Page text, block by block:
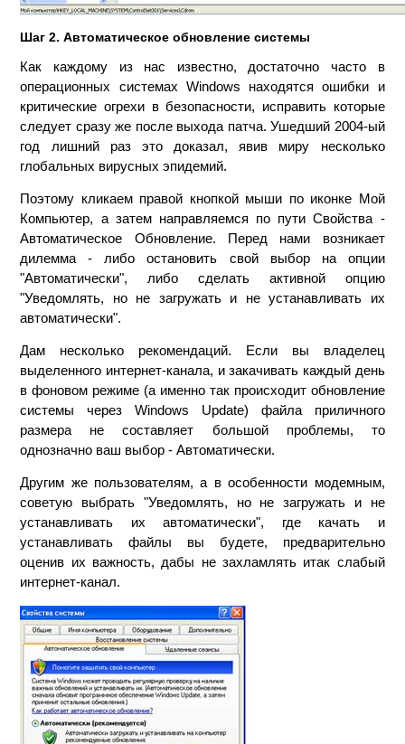
Шаг 2. Автоматическое обновление системы
Как каждому из нас известно, достаточно часто в
операционных системах Windows находятся ошибки и
критические огрехи в безопасности, исправить которые
следует сразу же после выхода патча. Ушедший 2004-ый
год лишний раз это доказал, явив миру несколько
глобальных вирусных эпидемий.
Поэтому кликаем правой кнопкой мыши по иконке Мой
Компьютер, а затем направляемся по пути Свойства -
Автоматическое Обновление. Перед нами возникает
дилемма - либо остановить свой выбор на опции
"Автоматически", либо сделать активной опцию
"Уведомлять, но не загружать и не устанавливать их
автоматически".
Дам несколько рекомендаций. Если вы владелец
выделенного интернет-канала, и закачивать каждый день
в фоновом режиме (а именно так происходит обновление
системы через Windows Update) файла приличного
размера не составляет большой проблемы, то
однозначно ваш выбор - Автоматически.
Другим же пользователям, а в особенности модемным,
советую выбрать "Уведомлять, но не загружать и не
устанавливать их автоматически", где качать и
устанавливать файлы вы будете, предварительно
оценив их важность, дабы не захламлять итак слабый
интернет-канал.